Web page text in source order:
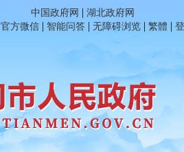
中国政府网 | 湖北政府网
官方微信 | 智能问答 | 无障碍浏览 | 繁體 |